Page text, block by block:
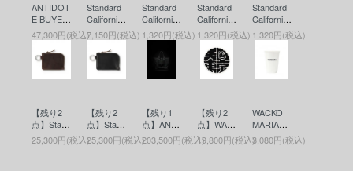
ANTIDOT
E BUYER
S CLUB
(アンチド
ートバイ
ヤーズク
ラブ) ASI
versized
Cutoff Par
ka(カット
オフパー
47,300円(税込)
Standard
California
(スタンダ
ードカリ
フォルニ
ア) SD Fr
agrance
7,150円(税込)
Standard
California
(スタンダ
ードカリ
フォルニ
ア) SD Co
in Case
1,320円(税込)
Standard
California
(スタンダ
ードカリ
フォルニ
ア) SD Co
in Case
1,320円(税込)
Standard
California
(スタンダ
ードカリ
フォルニ
in Case
CK
1,320円(税込)
【残り2
点】Stand
ard Califor
nia(スタ
25,300円(税込)
【残り2
点】Stand
ard Califor
nia(スタ
25,300円(税込)
【残り1
点】ANTI
DOTE BU
YERS CL
203,500円(税込)
【残り2
点】WAC
KO MARI
A (ワコマ
19,800円(税込)
WACKO
MARIA
(ワコマリ
ア) MUG
3,080円(税込)